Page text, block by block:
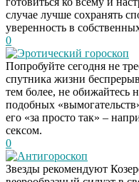
случае лучше сохранять
уверенность в
0
Эротический гороскоп
Попробуйте сегодня не
спутника жизни
тем более, не обижайтесь
подобных
его «за просто так» –
сексом.
0
Антигороскоп
Звезды рекомендуют